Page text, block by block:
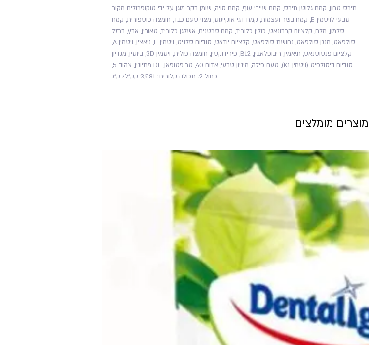
תירס טחון, קמח גלוטן תירס, קמח שיירי עוף, קמח סויה, שומן בקר מוגן על ידי טוקופרולים מקור
טבעי לויטמין E, קמח בשר ועצמות, קמח דגי אוקיינוס, מצוי טעם כבד, חומצה פוספורית, קמח
סלמון, מלח, קלציום קרבונאט, כולין כלוריד, קמח סרטנים, אשלגן כלוריד, טאורין, אבץ, ברזל
סולפאט, מנגן סולפאט, נחושת סולפאט, קלציום יודאט, סודיום סלניט, ויטמין E, ניאצין, ויטמין A,
קלציום פנטוטנאט, תיאמין, ריבופלאבין, B12, פירידוקסין, חומצה פולית, ויטמין 3D, ביוטין, מנדיון
סודיום ביסולפיט (ויטמין K1), טעם פילה, מיניון טבעי, אדום 40, טריפטופאן, DL מתיונין, צהוב 5,
כחול 2. תכולה קלורית: 3,581 קק"ל/ ק"ג
מוצרים מומלצים